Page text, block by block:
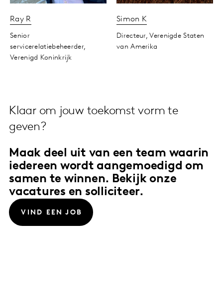
Ray R
Senior
servicerelatiebeheerder,
Verenigd Koninkrijk
Simon K
Directeur, Verenigde Staten
van Amerika
Klaar om jouw toekomst vorm te
geven?
Maak deel uit van een team waarin
iedereen wordt aangemoedigd om
samen te winnen. Bekijk onze
vacatures en solliciteer.
VIND EEN JOB